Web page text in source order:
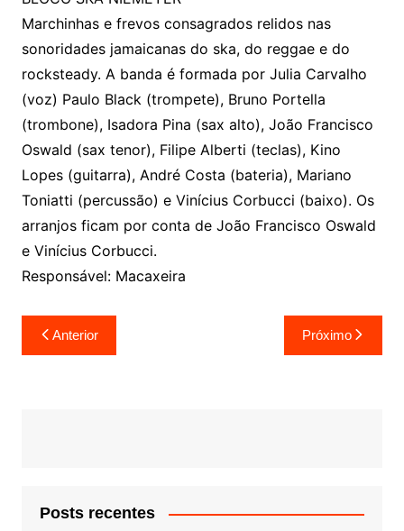
Marchinhas e frevos consagrados relidos nas
sonoridades jamaicanas do ska, do reggae e do
rocksteady. A banda é formada por Julia Carvalho
(voz) Paulo Black (trompete), Bruno Portella
(trombone), Isadora Pina (sax alto), João Francisco
Oswald (sax tenor), Filipe Alberti (teclas), Kino
Lopes (guitarra), André Costa (bateria), Mariano
Toniatti (percussão) e Vinícius Corbucci (baixo). Os
arranjos ficam por conta de João Francisco Oswald
e Vinícius Corbucci.
Responsável: Macaxeira
Navegação
de
Anterior Próximo
Posts recentes